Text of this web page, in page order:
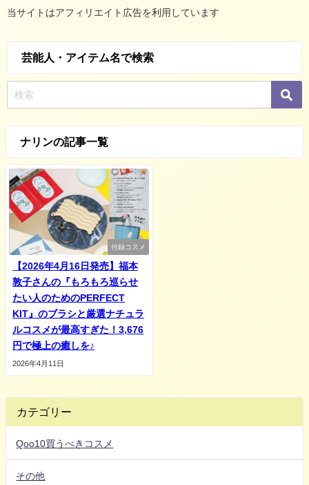
当サイトはアフィリエイト広告を利用しています
芸能人・アイテム名で検索
ナリンの記事一覧
付録コスメ
【2026年4月16日発売】福本
敦子さんの『もろもろ巡らせ
たい人のためのPERFECT
KIT』のブラシと厳選ナチュラ
ルコスメが最高すぎた！3,676
円で極上の癒しを♪
2026年4月11日
カテゴリー
Qoo10買うべきコスメ
その他